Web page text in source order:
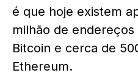
é que hoje existem
milhão de
Bitcoin e cerca de
Ethereum.